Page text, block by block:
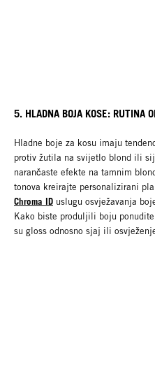
5. HLADNA BOJA KOSE: RUTINA
Hladne boje za kosu imaju
protiv žutila na svijetlo blond ili
narančaste efekte na tamnim
tonova kreirajte personalizirani
Chroma ID uslugu osvježavanja
Kako biste produljili boju
su gloss odnosno sjaj ili